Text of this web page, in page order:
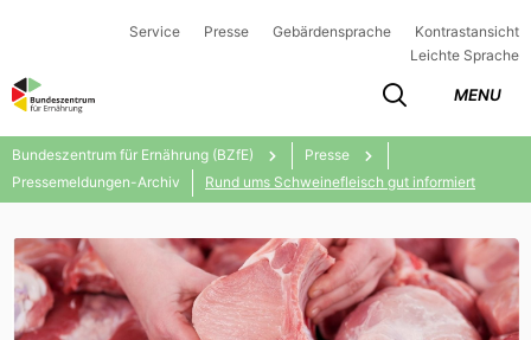
Service Presse Gebärdensprache
Kontrastansicht
Leichte Sprache
MENU
Bundeszentrum für Ernährung (BZfE)
Presse
Pressemeldungen-Archiv
Rund ums Schweinefleisch gut informiert